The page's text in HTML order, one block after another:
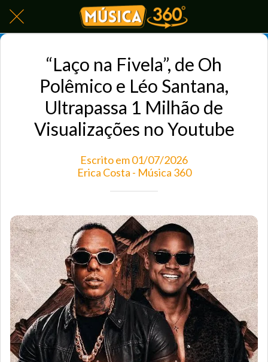
“Laço na Fivela”, de Oh
Polêmico e Léo Santana,
Ultrapassa 1 Milhão de
Visualizações no Youtube
Escrito em 01/07/2026
Erica Costa - Música 360